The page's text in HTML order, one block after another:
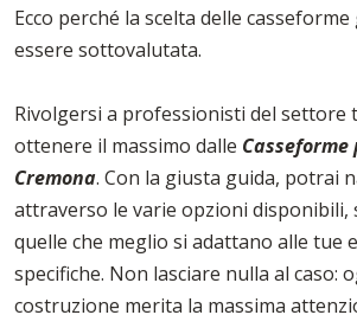
Ecco perché la scelta delle
essere sottovalutata.
Rivolgersi a professionisti del settore
ottenere il massimo dalle
Cremona. Con la giusta guida, potrai
attraverso le varie opzioni disponibili,
quelle che meglio si adattano alle tue
specifiche. Non lasciare nulla al caso:
costruzione merita la massima